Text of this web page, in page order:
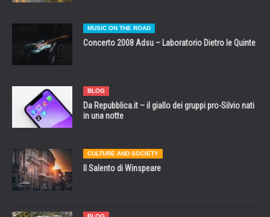
MUSIC ON THE ROAD
Concerto 2008 Adsu – Laboratorio Dietro le Quinte
BLOG
Da Repubblica.it – il giallo dei gruppi pro-Silvio nati
in una notte
CULTURE AND SOCIETY
Il Salento di Winspeare